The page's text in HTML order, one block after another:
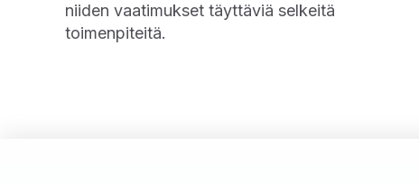
niiden vaatimukset täyttäviä selkeitä
toimenpiteitä.